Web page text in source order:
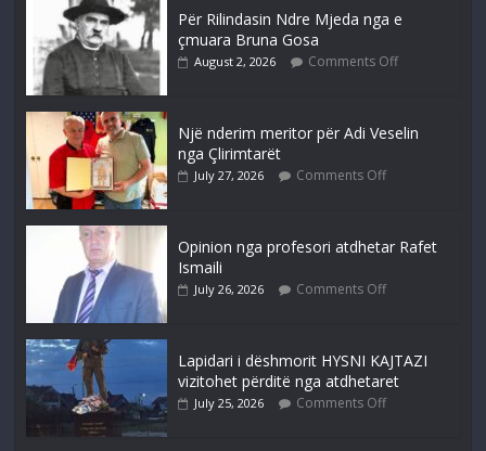
Për Rilindasin Ndre Mjeda nga e
çmuara Bruna Gosa
August 2, 2026 Comments Off
Një nderim meritor për Adi Veselin
nga Çlirimtarët
July 27, 2026 Comments Off
Opinion nga profesori atdhetar Rafet
Ismaili
July 26, 2026 Comments Off
Lapidari i dëshmorit HYSNI KAJTAZI
vizitohet përditë nga atdhetaret
July 25, 2026 Comments Off